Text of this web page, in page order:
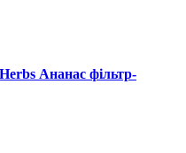
Ананас фільтр-